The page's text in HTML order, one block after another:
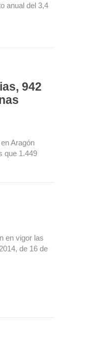
anual del 3,4
942
Aragón
que 1.449
en vigor las
de 16 de